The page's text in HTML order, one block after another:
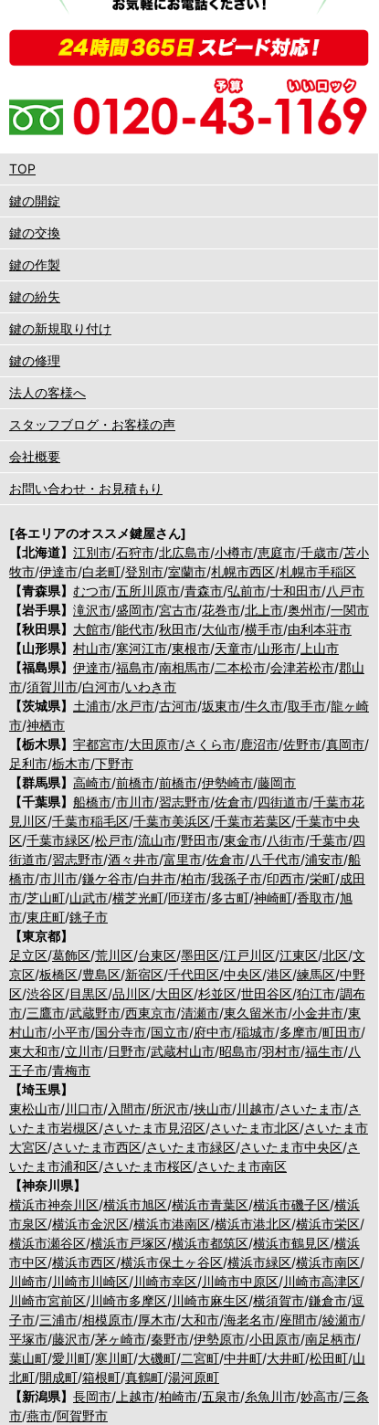
TOP
鍵の開錠
鍵の交換
鍵の作製
鍵の紛失
鍵の新規取り付け
鍵の修理
法人の客様へ
スタッフブログ・お客様の声
会社概要
お問い合わせ・お見積もり
[各エリアのオススメ鍵屋さん]
【北海道】 江別市/石狩市/北広島市/小樽市/恵庭市/千歳市/苫小
牧市/伊達市/白老町/登別市/室蘭市/札幌市西区/札幌市手稲区
【青森県】 むつ市/五所川原市/青森市/弘前市/十和田市/八戸市
【岩手県】 滝沢市/盛岡市/宮古市/花巻市/北上市/奥州市/一関市
【秋田県】 大館市/能代市/秋田市/大仙市/横手市/由利本荘市
【山形県】 村山市/寒河江市/東根市/天童市/山形市/ 上山市
【福島県】 伊達市/福島市/南相馬市/二本松市/会津若松市/郡山
市/須賀川市/白河市/いわき市
【茨城県】 土浦市/水戸市/古河市/坂東市/牛久市/取手市/龍ヶ崎
市/神栖市
【栃木県】 宇都宮市/大田原市/さくら市/鹿沼市/佐野市/真岡市/
足利市/栃木市/下野市
【群馬県】 高崎市/前橋市/前橋市/伊勢崎市/藤岡市
【千葉県】 船橋市/市川市/習志野市/佐倉市/四街道市/千葉市花
見川区/千葉市稲毛区/千葉市美浜区/千葉市若葉区/千葉市中央
区/千葉市緑区/松戸市/流山市/野田市/東金市/八街市/千葉市/四
街道市/習志野市/酒々井市/富里市/佐倉市/八千代市/浦安市/船
橋市/市川市/鎌ケ谷市/白井市/柏市/我孫子市/印西市/栄町/成田
市/芝山町/山武市/横芝光町/匝瑳市/多古町/神崎町/香取市/旭
市/東庄町/銚子市
【東京都】
足立区/葛飾区/荒川区/台東区/墨田区/江戸川区/江東区/北区/文
京区/板橋区/豊島区/新宿区/千代田区/中央区/港区/練馬区/中野
区/渋谷区/目黒区/品川区/大田区/杉並区/世田谷区/狛江市/調布
市/三鷹市/武蔵野市/西東京市/清瀬市/東久留米市/小金井市/東
村山市/小平市/国分寺市/国立市/府中市/稲城市/多摩市/町田市/
東大和市/立川市/日野市/武蔵村山市/昭島市/羽村市/福生市/八
王子市/青梅市
【埼玉県】
東松山市/川口市/入間市/所沢市/挟山市/川越市/さいたま市/さ
いたま市岩槻区/さいたま市見沼区/さいたま市北区/さいたま市
大宮区/さいたま市西区/さいたま市緑区/さいたま市中央区/さ
いたま市浦和区/さいたま市桜区/さいたま市南区
【神奈川県】
横浜市神奈川区/横浜市旭区/横浜市青葉区/横浜市磯子区/横浜
市泉区/横浜市金沢区/横浜市港南区/横浜市港北区/横浜市栄区/
横浜市瀬谷区/横浜市戸塚区/横浜市都筑区/横浜市鶴見区/横浜
市中区/横浜市西区/横浜市保土ヶ谷区/横浜市緑区/横浜市南区/
川崎市/川崎市川崎区/川崎市幸区/川崎市中原区/川崎市高津区/
川崎市宮前区/川崎市多摩区/川崎市麻生区/横須賀市/鎌倉市/逗
子市/三浦市/相模原市/厚木市/大和市/海老名市/座間市/綾瀬市/
平塚市/藤沢市/茅ヶ崎市/秦野市/伊勢原市/小田原市/南足柄市/
葉山町/愛川町/寒川町/大磯町/二宮町/中井町/大井町/松田町/山
北町/開成町/箱根町/真鶴町/湯河原町
【新潟県】 長岡市/ 上越市/柏崎市/五泉市/糸魚川市/妙高市/三条
市/燕市/阿賀野市